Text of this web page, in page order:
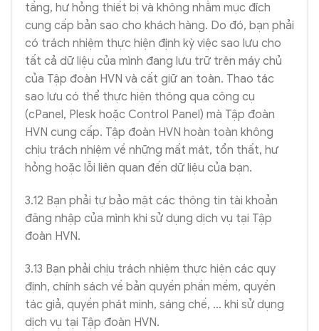
tầng, hư hỏng thiết bị và không nhằm mục đích
cung cấp bản sao cho khách hàng. Do đó, bạn phải
có trách nhiệm thực hiện định kỳ việc sao lưu cho
tất cả dữ liệu của mình đang lưu trữ trên máy chủ
của Tập đoàn HVN và cất giữ an toàn. Thao tác
sao lưu có thể thực hiện thông qua công cụ
(cPanel, Plesk hoặc Control Panel) mà Tập đoàn
HVN cung cấp. Tập đoàn HVN hoàn toàn không
chịu trách nhiệm về những mất mát, tổn thất, hư
hỏng hoặc lỗi liên quan đến dữ liệu của bạn.
3.12 Bạn phải tự bảo mật các thông tin tài khoản
đăng nhập của mình khi sử dụng dịch vụ tại Tập
đoàn HVN.
3.13 Bạn phải chịu trách nhiệm thực hiện các quy
định, chính sách về bản quyền phần mềm, quyền
tác giả, quyền phát minh, sáng chế, … khi sử dụng
dịch vụ tại Tập đoàn HVN.